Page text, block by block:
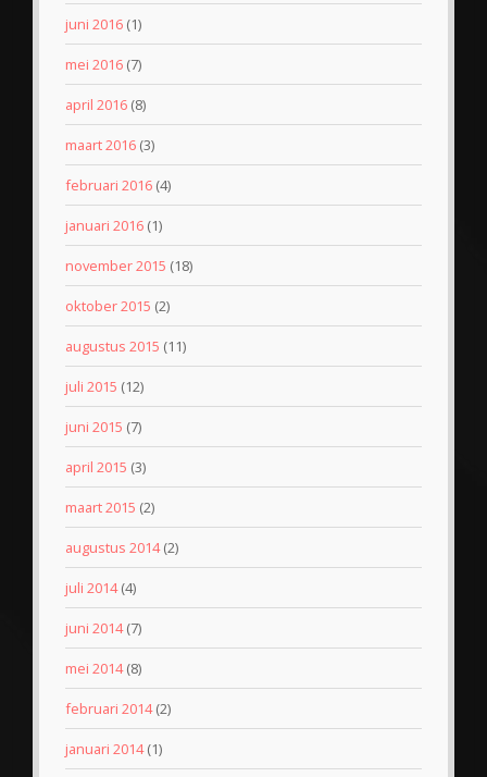
juni 2016 (1)
mei 2016 (7)
april 2016 (8)
maart 2016 (3)
februari 2016 (4)
januari 2016 (1)
november 2015 (18)
oktober 2015 (2)
augustus 2015 (11)
juli 2015 (12)
juni 2015 (7)
april 2015 (3)
maart 2015 (2)
augustus 2014(2)
juli 2014(4)
juni 2014(7)
mei 2014(8)
februari 2014(2)
januari 2014(1)